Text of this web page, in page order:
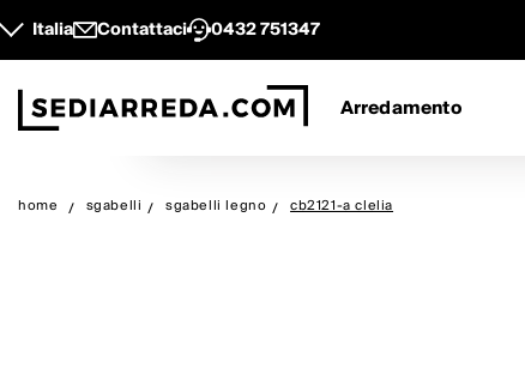
Italia Contattaci 0432 751347
Arredamento
home sgabelli sgabelli legno cb2121-a clelia